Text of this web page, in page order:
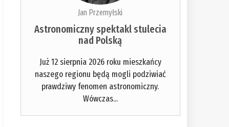
Jan Przemyłski
Astronomiczny spektakl stulecia
nad Polską
Już 12 sierpnia 2026 roku mieszkańcy
naszego regionu będą mogli podziwiać
prawdziwy fenomen astronomiczny.
Wówczas...